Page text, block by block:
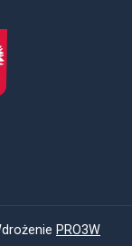
PRO3W